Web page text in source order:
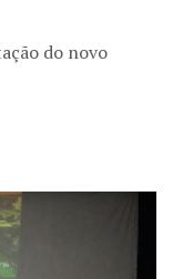
do novo